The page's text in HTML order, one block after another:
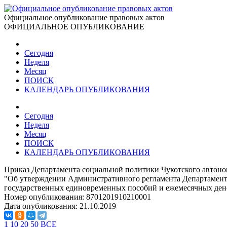
Официальное опубликование правовых актов
ОФИЦИАЛЬНОЕ ОПУБЛИКОВАНИЕ
Сегодня
Неделя
Месяц
ПОИСК
КАЛЕНДАРЬ ОПУБЛИКОВАНИЯ
Сегодня
Неделя
Месяц
ПОИСК
КАЛЕНДАРЬ ОПУБЛИКОВАНИЯ
Приказ Департамента социальной политики Чукотского
"Об утверждении Административного регламента
государственных единовременных пособий и ежемесячных
Номер опубликования: 8701201910210001
Дата опубликования: 21.10.2019
1 10 20 50 ВСЕ